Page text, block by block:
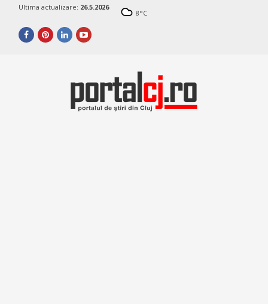
Ultima actualizare: 26.5.2026
8°C